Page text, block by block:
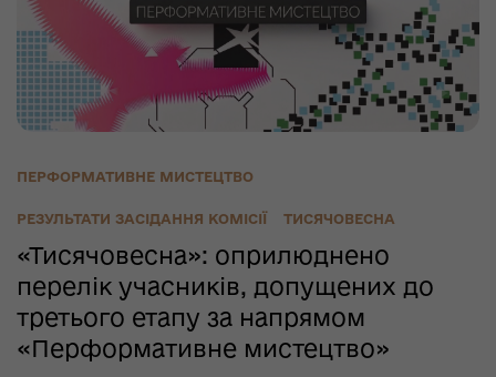
ПЕРФОРМАТИВНЕ МИСТЕЦТВО
РЕЗУЛЬТАТИ ЗАСІДАННЯ КОМІСІЇ ТИСЯЧОВЕСНА
«Тисячовесна»: оприлюднено
перелік учасників, допущених до
третього етапу за напрямом
«Перформативне мистецтво»